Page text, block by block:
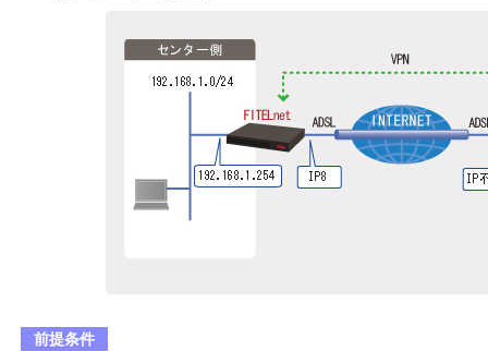
前提条件